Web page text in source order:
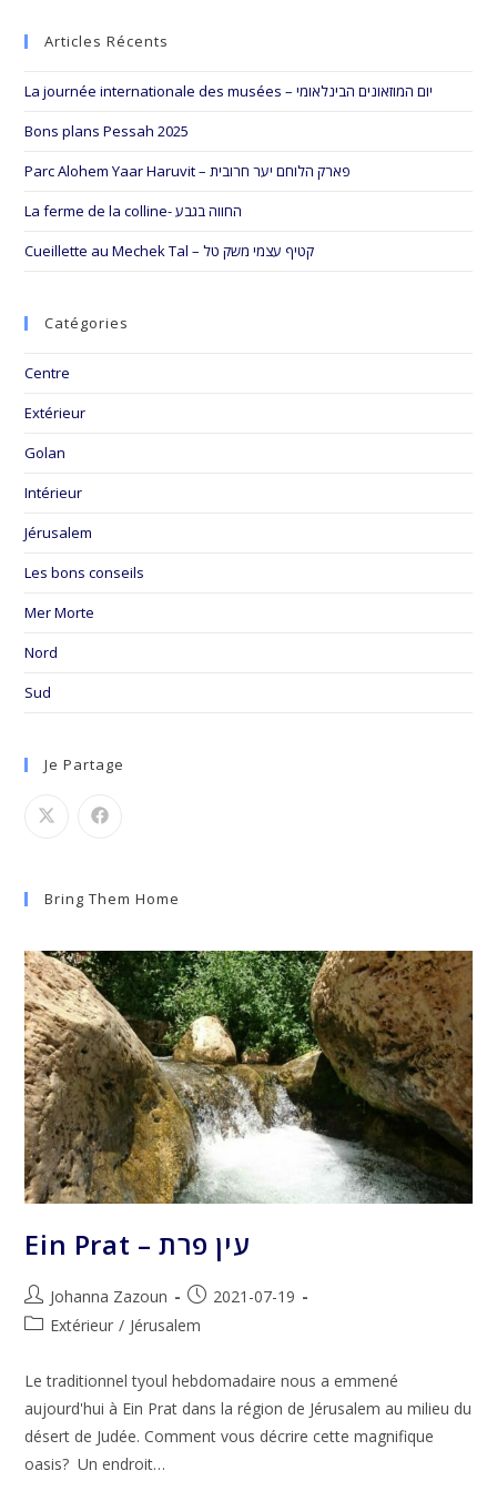
Articles Récents
La journée internationale des musées – יום המוזאונים הבינלאומי
Bons plans Pessah 2025
Parc Alohem Yaar Haruvit – פארק הלוחם יער חרובית
La ferme de la colline- החווה בגבע
Cueillette au Mechek Tal – קטיף עצמי משק טל
Catégories
Centre
Extérieur
Golan
Intérieur
Jérusalem
Les bons conseils
Mer Morte
Nord
Sud
Je Partage
Bring Them Home
Ein Prat – עין פרת
Auteur/autrice
de
Johanna Zazoun
Publication
publiée :
2021-07-19
PostExtérieur / Jérusalem
Le traditionnel tyoul hebdomadaire nous a emmené
aujourd'hui à Ein Prat dans la région de Jérusalem au milieu du
désert de Judée. Comment vous décrire cette magnifique
oasis? Un endroit…